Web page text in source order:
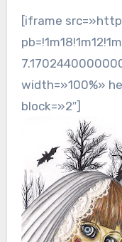
[iframe
width=»100%»
block=»2″]